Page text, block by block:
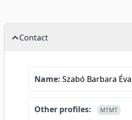
Contact
Name: Szabó Barbara Éva
Other profiles: MTMT